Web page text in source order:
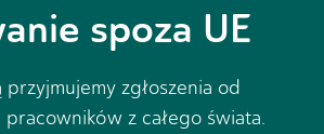
spoza UE
zgłoszenia od
z całego świata.